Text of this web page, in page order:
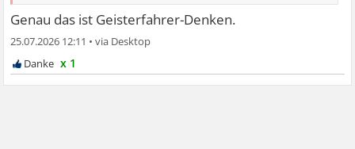
Genau das ist Geisterfahrer-Denken.
25.07.2026 12:11 •
x 1